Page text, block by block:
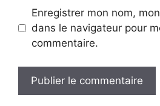
Enregistrer mon nom,
dans le navigateur pour
commentaire.